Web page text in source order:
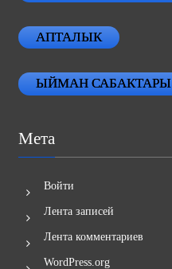
АПТАЛЫК
ЫЙМАН САБАКТАРЫ
Мета
Войти
Лента записей
Лента комментариев
WordPress.org